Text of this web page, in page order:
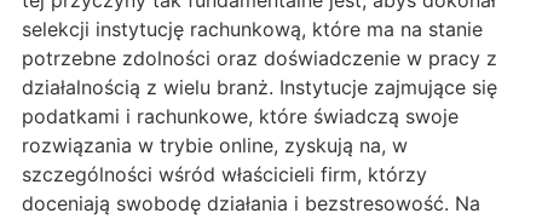
selekcji instytucję rachunkową, które ma na stanie
potrzebne zdolności oraz doświadczenie w pracy z
działalnością z wielu branż. Instytucje zajmujące się
podatkami i rachunkowe, które świadczą swoje
rozwiązania w trybie online, zyskują na, w
szczególności wśród właścicieli firm, którzy
doceniają swobodę działania i bezstresowość. Na